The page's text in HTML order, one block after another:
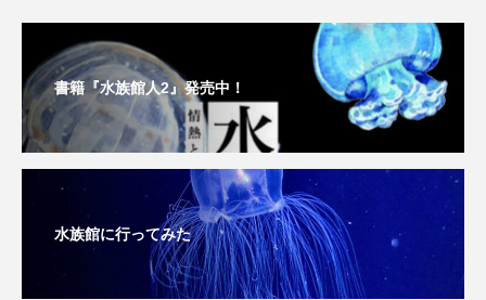
書籍『水族館人2』発売中！
水族館に行ってみた